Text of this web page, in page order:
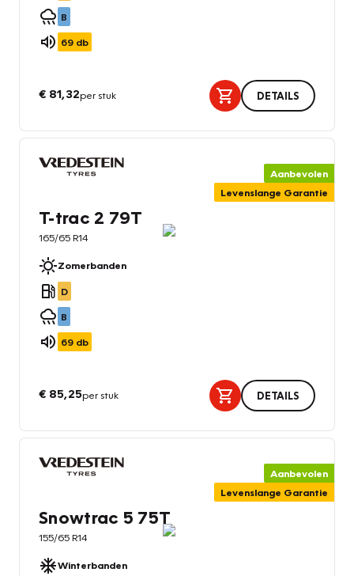
B
69 db
€ 81,32per stuk DETAILS
Aanbevolen
Levenslange Garantie
T-trac 2 79T
165/65 R14
Zomerbanden
D
B
69 db
€ 85,25per stuk DETAILS
Aanbevolen
Levenslange Garantie
Snowtrac 5 75T
155/65 R14
Winterbanden